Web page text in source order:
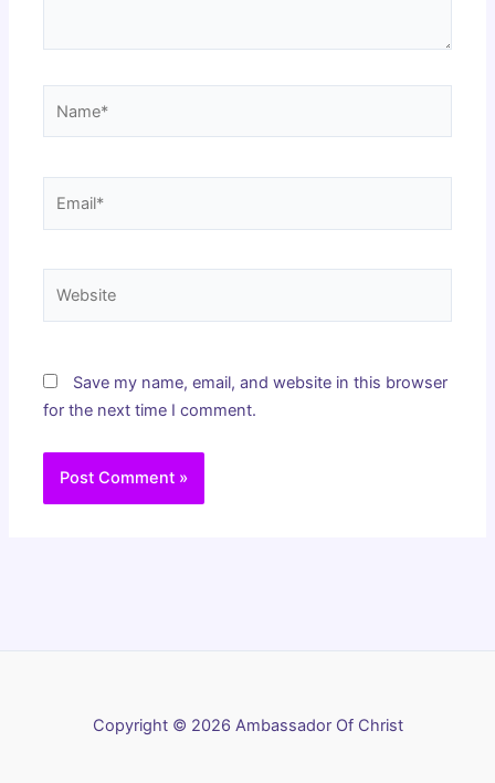
Save my name, email, and website in this browser
for the next time I comment.
Copyright © 2026 Ambassador Of Christ